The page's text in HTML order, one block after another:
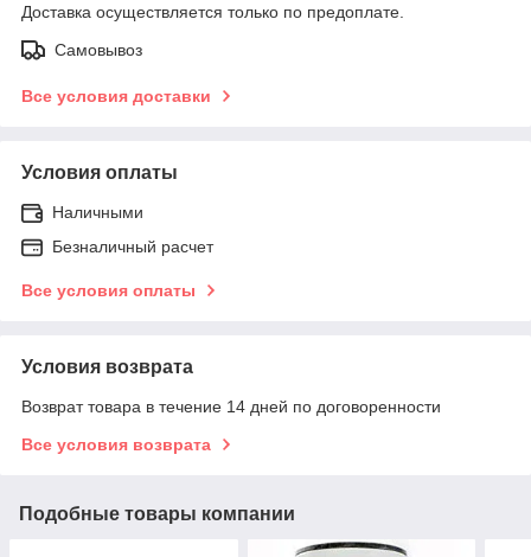
Доставка осуществляется только по предоплате.
Самовывоз
Все условия доставки
Условия оплаты
Наличными
Безналичный расчет
Все условия оплаты
Условия возврата
Возврат товара в течение 14 дней по договоренности
Все условия возврата
Подобные товары компании